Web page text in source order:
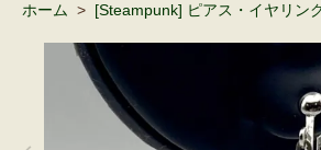
ホーム > [Steampunk] ピアス・イヤリン